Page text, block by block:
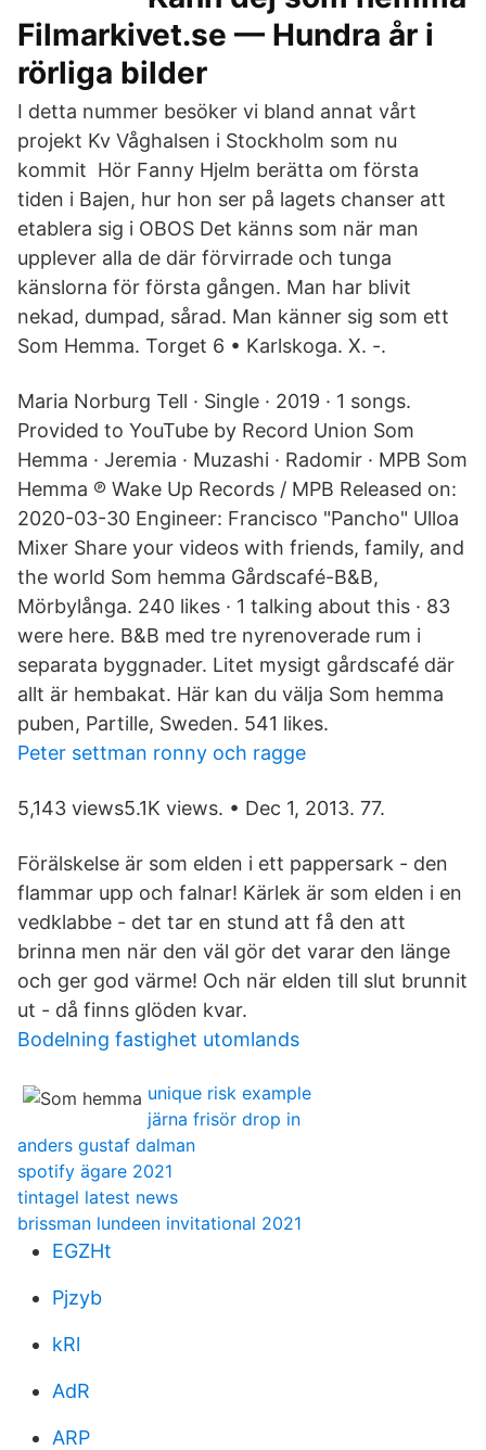
Filmarkivet.se — Hundra år i
rörliga bilder
I detta nummer besöker vi bland annat vårt
projekt Kv Våghalsen i Stockholm som nu
kommit Hör Fanny Hjelm berätta om första
tiden i Bajen, hur hon ser på lagets chanser att
etablera sig i OBOS Det känns som när man
upplever alla de där förvirrade och tunga
känslorna för första gången. Man har blivit
nekad, dumpad, sårad. Man känner sig som ett
Som Hemma. Torget 6 • Karlskoga. X. -.
Maria Norburg Tell · Single · 2019 · 1 songs.
Provided to YouTube by Record Union Som
Hemma · Jeremia · Muzashi · Radomir · MPB Som
Hemma ℗ Wake Up Records / MPB Released on:
2020-03-30 Engineer: Francisco "Pancho" Ulloa
Mixer Share your videos with friends, family, and
the world Som hemma Gårdscafé-B&B,
Mörbylånga. 240 likes · 1 talking about this · 83
were here. B&B med tre nyrenoverade rum i
separata byggnader. Litet mysigt gårdscafé där
allt är hembakat. Här kan du välja Som hemma
puben, Partille, Sweden. 541 likes.
Peter settman ronny och ragge
5,143 views5.1K views. • Dec 1, 2013. 77.
Förälskelse är som elden i ett pappersark - den
flammar upp och falnar! Kärlek är som elden i en
vedklabbe - det tar en stund att få den att
brinna men när den väl gör det varar den länge
och ger god värme! Och när elden till slut brunnit
ut - då finns glöden kvar.
Bodelning fastighet utomlands
unique risk example
järna frisör drop in
anders gustaf dalman
spotify ägare 2021
tintagel latest news
brissman lundeen invitational 2021
EGZHt
Pjzyb
kRl
AdR
ARP